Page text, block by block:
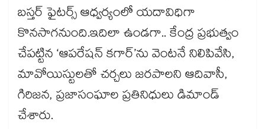
బస్తర్ ఫైటర్స్ ఆధ్వర్యంలో యదావిధిగా
కొనసాగనుంది.ఇదిలా ఉండగా.. కేంద్ర ప్రభుత్వం
చేపట్టిన ‘ఆపరేషన్‌‌ కగార్‌‌’ను వెంటనే నిలిపివేసి,
మావోయిస్టులతో చర్చలు జరపాలని ఆదివాసీ,
గిరిజన, ప్రజాసంఘాల ప్రతినిధులు డిమాండ్‌‌
చేశారు.